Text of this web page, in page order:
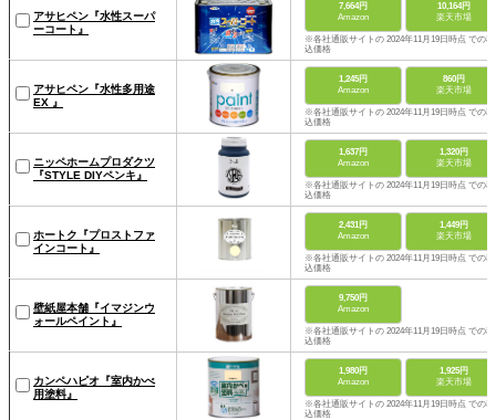
アサヒペン『水性スーパ
ーコート』
7,664円
Amazon
10,164円
楽天市場
※各社通販サイトの 2024年11月19日時点 での税
込価格
アサヒペン『水性多用途
EX 』
1,245円
Amazon
860円
楽天市場
※各社通販サイトの 2024年11月19日時点 での税
込価格
ニッペホームプロダクツ
『STYLE DIYペンキ』
1,637円
Amazon
1,320円
楽天市場
※各社通販サイトの 2024年11月19日時点 での税
込価格
ホートク『プロストファ
インコート』
2,431円
Amazon
1,449円
楽天市場
※各社通販サイトの 2024年11月19日時点 での税
込価格
壁紙屋本舗『イマジンウ
ォールペイント』
9,750円
Amazon
※各社通販サイトの 2024年11月19日時点 での税
込価格
カンペハピオ『室内かべ
用塗料』
1,980円
Amazon
1,925円
楽天市場
※各社通販サイトの 2024年11月19日時点 での税
込価格